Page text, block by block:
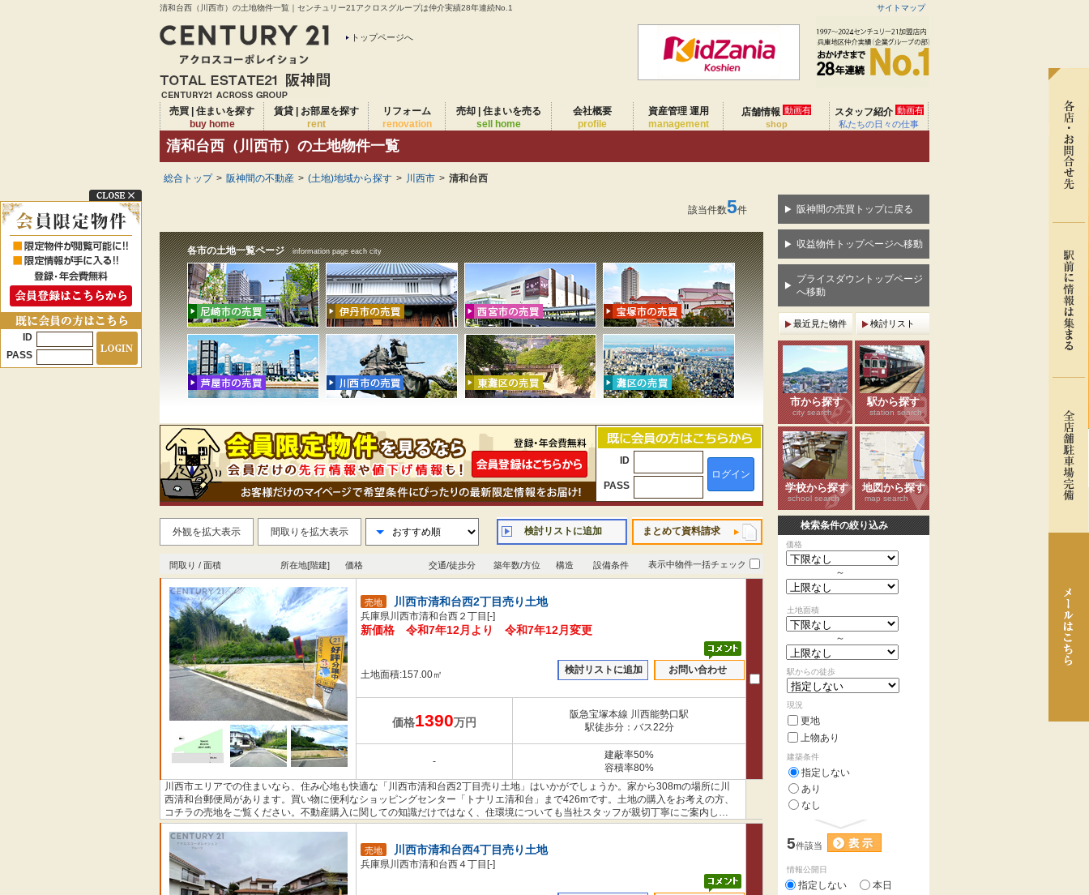
清和台西（川西市）の土地物件一覧｜センチュリー21アクロスグループは仲介実績28年連続No.1 サイトマップ
トップページへ
売買 | 住まいを探す
buy home
賃貸 | お部屋を探す
rent
リフォーム
renovation
売却 | 住まいを売る
sell home
会社概要
profile
資産管理 運用
management
店舗情報 動画有
shop
スタッフ紹介 動画有
私たちの日々の仕事
清和台西（川西市）の土地物件一覧
総合トップ > 阪神間の不動産 > (土地)地域から探す > 川西市 > 清和台西
該当件数5件
各市の土地一覧ページ information page each city
ログイン
ID
PASS
外観を拡大表示 間取りを拡大表示 検討リストに追加 まとめて資料請求
間取り / 面積 所在地[階建] 価格 交通/徒歩分 築年数/方位 構造 設備条件 表示中物件一括チェック
売地 川西市清和台西2丁目売り土地
兵庫県川西市清和台西２丁目[-]
新価格 令和7年12月より 令和7年12月変更
土地面積:157.00㎡ 検討リストに追加 お問い合わせ
価格1390万円
阪急宝塚本線 川西能勢口駅
駅徒歩分：バス22分
-
建蔽率50%
容積率80%
川西市エリアでの住まいなら、住み心地も快適な「川西市清和台西2丁目売り土地」はいかがでしょうか。家から308mの場所に川
西清和台郵便局があります。買い物に便利なショッピングセンター「トナリエ清和台」まで426mです。土地の購入をお考えの方、
コチラの売地をご覧ください。不動産購入に関しての知識だけではなく、住環境についても当社スタッフが親切丁寧にご案内して
おります。不動産探しをするなら、地元を愛する当社にぜひお任せください。
売地 川西市清和台西4丁目売り土地
兵庫県川西市清和台西４丁目[-]
阪神間の売買トップに戻る
収益物件トップページへ移動
プライスダウントップページ
へ移動
最近見た物件 検討リスト
市から探す
city search
駅から探す
station search
学校から探す
school search
地図から探す
map search
検索条件の絞り込み
価格
～
土地面積
～
駅からの徒歩
現況
更地
上物あり
建築条件
指定しない
あり
なし
5件該当
情報公開日
指定しない
本日
ID
PASS